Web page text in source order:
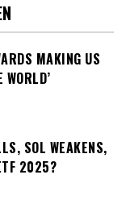
MAKING US
SOL WEAKENS,
2025?